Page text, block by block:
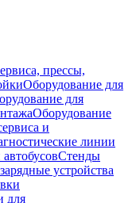
прессы,
Оборудование для
для
Оборудование
и
линии
Стенды
устройства
для